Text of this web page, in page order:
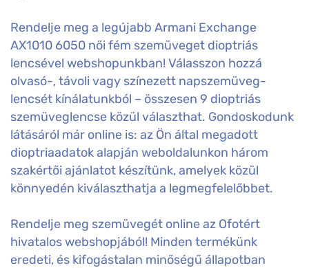
Rendelje meg a legújabb Armani Exchange
AX1010 6050 női fém szemüveget dioptriás
lencsével webshopunkban! Válasszon hozzá
olvasó-, távoli vagy színezett napszemüveg-
lencsét kínálatunkból – összesen 9 dioptriás
szemüveglencse közül választhat. Gondoskodunk
látásáról már online is: az Ön által megadott
dioptriaadatok alapján weboldalunkon három
szakértői ajánlatot készítünk, amelyek közül
könnyedén kiválaszthatja a legmegfelelőbbet.
Rendelje meg szemüvegét online az Ofotért
hivatalos webshopjából! Minden termékünk
eredeti, és kifogástalan minőségű állapotban